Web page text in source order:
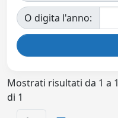
O digita l'anno:
Mostrati risultati da 1 a 1
di 1